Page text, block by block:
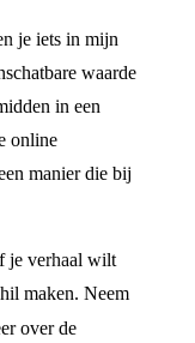
je iets in mijn
waarde
in een
online
manier die bij
je verhaal wilt
maken. Neem
over de